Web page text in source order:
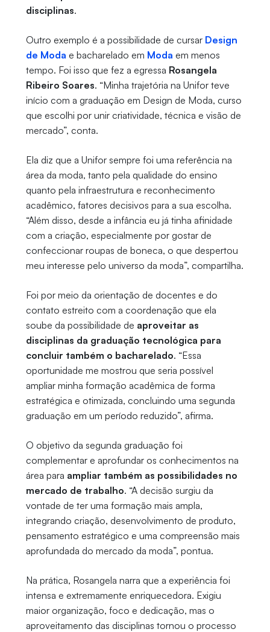
disciplinas.
Outro exemplo é a possibilidade de cursar Design
de Moda e bacharelado em Moda em menos
tempo. Foi isso que fez a egressa Rosangela
Ribeiro Soares. “Minha trajetória na Unifor teve
início com a graduação em Design de Moda, curso
que escolhi por unir criatividade, técnica e visão de
mercado”, conta.
Ela diz que a Unifor sempre foi uma referência na
área da moda, tanto pela qualidade do ensino
quanto pela infraestrutura e reconhecimento
acadêmico, fatores decisivos para a sua escolha.
“Além disso, desde a infância eu já tinha afinidade
com a criação, especialmente por gostar de
confeccionar roupas de boneca, o que despertou
meu interesse pelo universo da moda”, compartilha.
Foi por meio da orientação de docentes e do
contato estreito com a coordenação que ela
soube da possibilidade de aproveitar as
disciplinas da graduação tecnológica para
concluir também o bacharelado. “Essa
oportunidade me mostrou que seria possível
ampliar minha formação acadêmica de forma
estratégica e otimizada, concluindo uma segunda
graduação em um período reduzido”, afirma.
O objetivo da segunda graduação foi
complementar e aprofundar os conhecimentos na
área para ampliar também as possibilidades no
mercado de trabalho. “A decisão surgiu da
vontade de ter uma formação mais ampla,
integrando criação, desenvolvimento de produto,
pensamento estratégico e uma compreensão mais
aprofundada do mercado da moda”, pontua.
Na prática, Rosangela narra que a experiência foi
intensa e extremamente enriquecedora. Exigiu
maior organização, foco e dedicação, mas o
aproveitamento das disciplinas tornou o processo